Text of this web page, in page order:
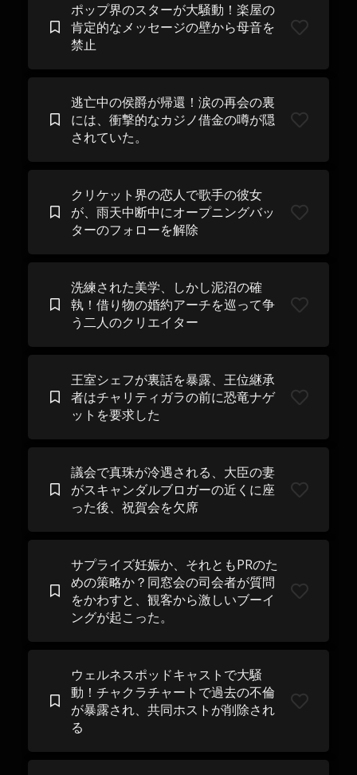
ポップ界のスターが大騒動！楽屋の
肯定的なメッセージの壁から母音を
禁止
逃亡中の侯爵が帰還！涙の再会の裏
には、衝撃的なカジノ借金の噂が隠
されていた。
クリケット界の恋人で歌手の彼女
が、雨天中断中にオープニングバッ
ターのフォローを解除
洗練された美学、しかし泥沼の確
執！借り物の婚約アーチを巡って争
う二人のクリエイター
王室シェフが裏話を暴露、王位継承
者はチャリティガラの前に恐竜ナゲ
ットを要求した
議会で真珠が冷遇される、大臣の妻
がスキャンダルブロガーの近くに座
った後、祝賀会を欠席
サプライズ妊娠か、それともPRのた
めの策略か？同窓会の司会者が質問
をかわすと、観客から激しいブーイ
ングが起こった。
ウェルネスポッドキャストで大騒
動！チャクラチャートで過去の不倫
が暴露され、共同ホストが削除され
る